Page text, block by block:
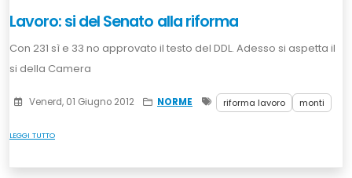
Lavoro: si del Senato alla riforma
Con 231 sì e 33 no approvato il testo del DDL. Adesso si aspetta il
si della Camera
Venerd, 01 Giugno 2012 NORME riforma lavoro monti
LEGGI TUTTO